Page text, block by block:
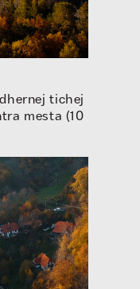
tichej
mesta (10